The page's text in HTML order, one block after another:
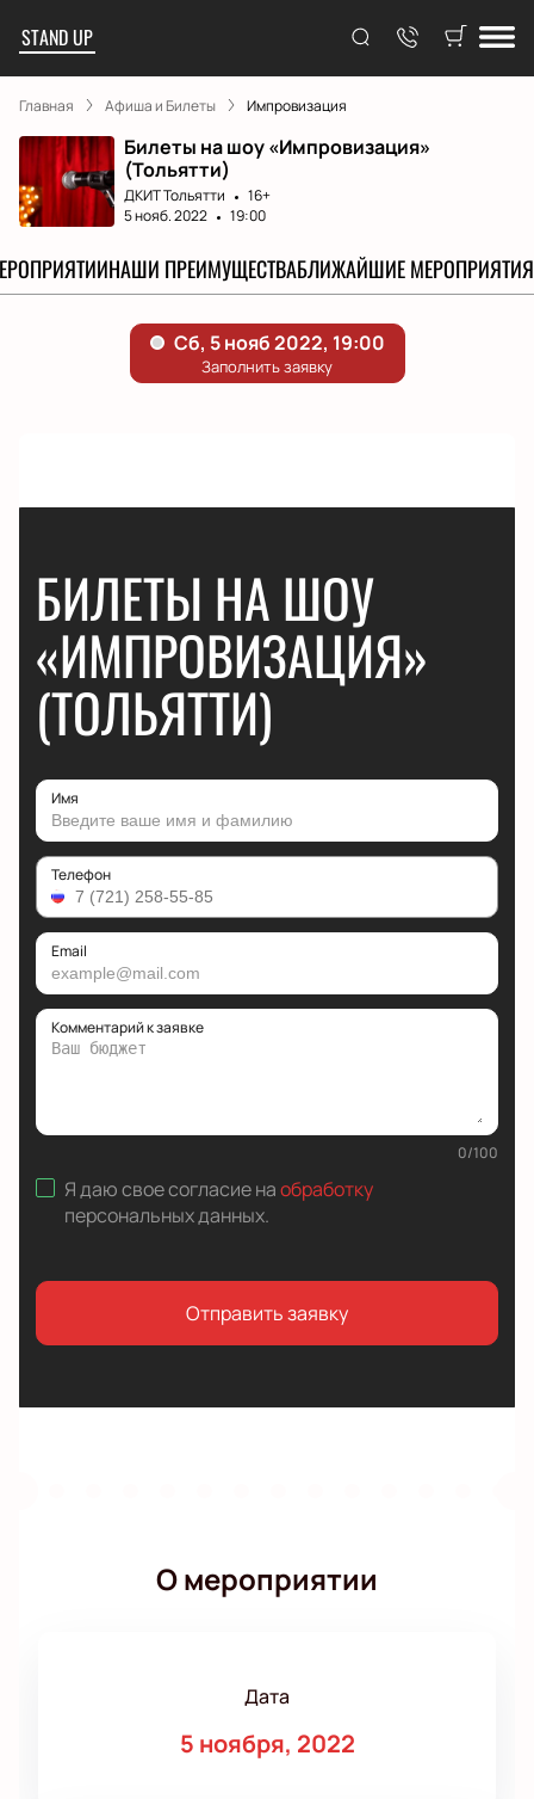
STAND UP
Главная Афиша и Билеты Импровизация
Билеты на шоу «Импровизация»
(Тольятти)
ДКИТ Тольятти
16+
5 нояб. 2022
19:00
НАШИ ПРЕИМУЩЕСТВАБЛИЖАЙШИЕ МЕРОПРИЯТИЯ
БИЛЕТЫ НА ШОУ
«ИМПРОВИЗАЦИЯ»
(ТОЛЬЯТТИ)
Имя
Телефон
Email
Комментарий к заявке
0/100
Я даю свое согласие наобработку
персональных данных.
Отправить заявку
О мероприятии
Дата
5 ноября, 2022